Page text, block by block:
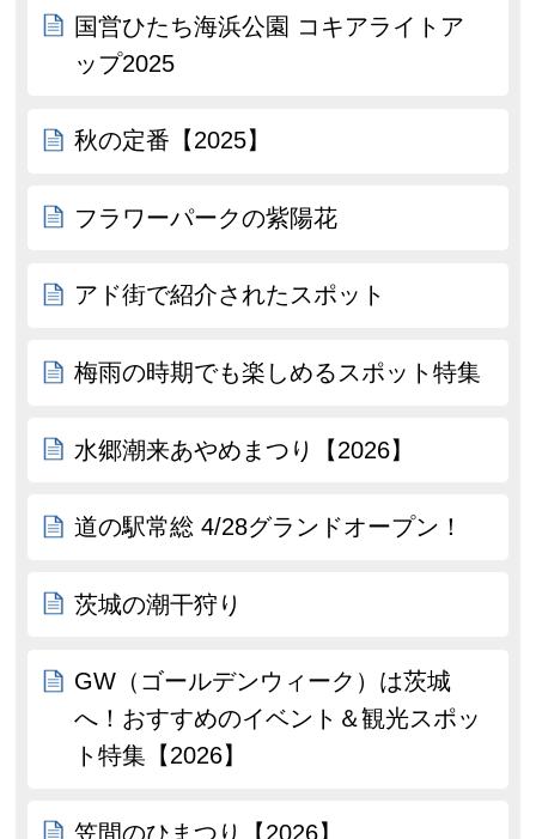
国営ひたち海浜公園 コキアライトア
ップ2025
秋の定番【2025】
フラワーパークの紫陽花
アド街で紹介されたスポット
梅雨の時期でも楽しめるスポット特集
水郷潮来あやめまつり【2026】
道の駅常総 4/28グランドオープン！
茨城の潮干狩り
GW（ゴールデンウィーク）は茨城
へ！おすすめのイベント＆観光スポッ
ト特集【2026】
笠間のひまつり【2026】